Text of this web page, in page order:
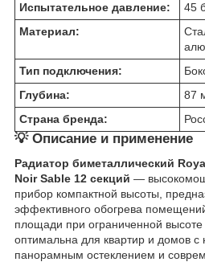
Испытательное давление:
45
Материал:
Тип подключения:
Глубина:
87
Страна бренда:
💡 Описание и применение
Радиатор биметаллический
Noir Sable 12 секций —
прибор компактной высоты,
эффективного обогрева
площади при ограниченной
оптимальна для квартир и домов с
панорамным остеклением и